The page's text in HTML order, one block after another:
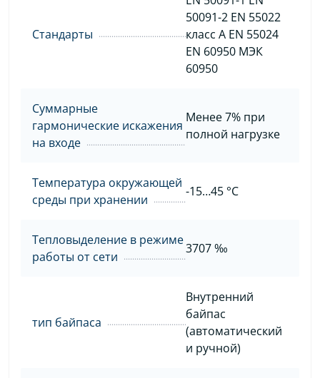
Стандарты
50091-2 EN 55022
класс A EN 55024
EN 60950 МЭК
60950
Суммарные
гармонические искажения
на входе
Менее 7% при
полной нагрузке
Температура окружающей
среды при хранении
-15…45 °C
Тепловыделение в режиме
работы от сети
3707 ‰
тип байпаса
Внутренний
байпас
(автоматический
и ручной)